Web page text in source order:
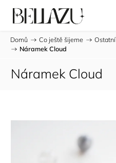
Domů / Co ještě šijeme / Ostatní
/
Náramek Cloud
Náramek Cloud